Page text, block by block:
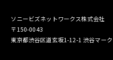
ソニービズネットワークス株式会社
〒150-0043
東京都渋谷区道玄坂1-12-1 渋谷マー